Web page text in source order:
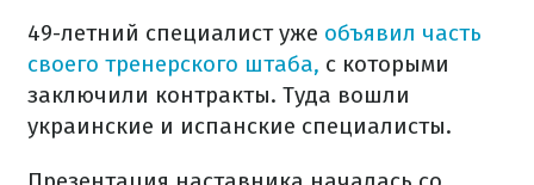
49-летний специалист уже объявил часть
своего тренерского штаба, с которыми
заключили контракты. Туда вошли
украинские и испанские специалисты.